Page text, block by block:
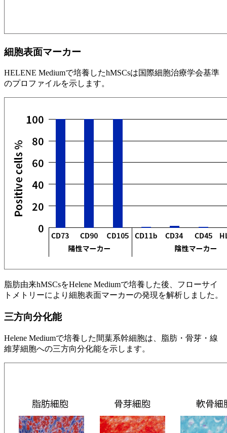
細胞表面マーカー
HELENE Mediumで培養したhMSCsは国際細胞治療学会基準
のプロファイルを示します。
脂肪由来hMSCsをHelene Mediumで培養した後、フローサイ
トメトリーにより細胞表面マーカーの発現を解析しました。
三方向分化能
Helene Mediumで培養した間葉系幹細胞は、脂肪・骨芽・線
維芽細胞への三方向分化能を示します。